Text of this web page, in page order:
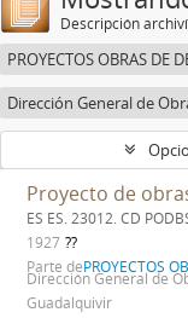
Descripción
Proyecto de
ES ES. 23012. CD
1927
Parte dePROYECTOS
Dirección General de
Guadalquivir